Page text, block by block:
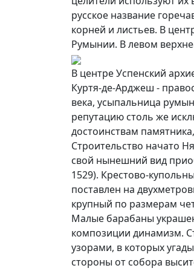
русское название
корней и листьев. В
Румынии. В левом
В центре Успенский
Куртя-де-Арджеш -
века, усыпальница
репутацию столь же
достоинствам
Строительство начато
свой нынешний вид
1529). Крестово-
поставлен на
крупный по размерам
Малые барабаны
композиции динамизм.
узорами, в которых
стороны от собора